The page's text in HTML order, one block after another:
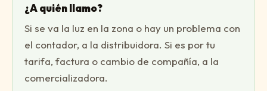
¿A quién llamo?
Si se va la luz en la zona o hay un problema con
el contador, a la distribuidora. Si es por tu
tarifa, factura o cambio de compañía, a la
comercializadora.